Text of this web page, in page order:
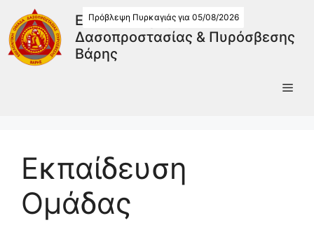
Εθελοντική Ομάδα
Δασοπροστασίας & Πυρόσβεσης
Βάρης
Πρόβλεψη Πυρκαγιάς για 05/08/2026
Εκπαίδευση
Ομάδας